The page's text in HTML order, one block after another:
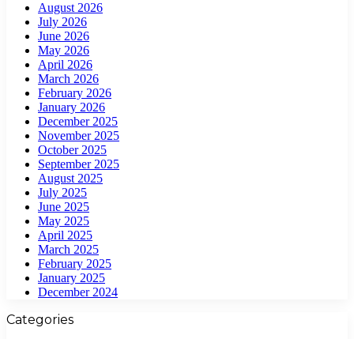
August 2026
July 2026
June 2026
May 2026
April 2026
March 2026
February 2026
January 2026
December 2025
November 2025
October 2025
September 2025
August 2025
July 2025
June 2025
May 2025
April 2025
March 2025
February 2025
January 2025
December 2024
Categories